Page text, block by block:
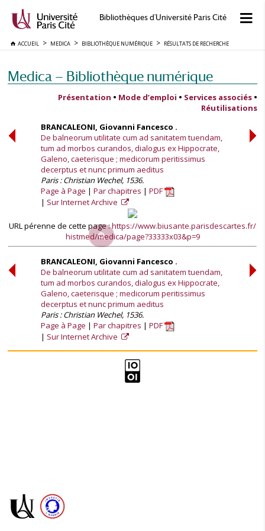
Bibliothèques d'Université Paris Cité
ACCUEIL MEDICA BIBLIOTHÈQUE NUMÉRIQUE RÉSULTATS DE RECHERCHE
Medica — Bibliothèque numérique
Présentation • Mode d’emploi • Services associés •
Réutilisations
BRANCALEONI, Giovanni Fancesco .
De balneorum utilitate cum ad sanitatem tuendam,
tum ad morbos curandos, dialogus ex Hippocrate,
Galeno, caeterisque ; medicorum peritissimus
decerptus et nunc primum aeditus
Paris : Christian Wechel, 1536.
Page à Page
Par chapitres
PDF
Sur Internet Archive
URL pérenne de cette page :https://www.biusante.parisdescartes.fr/
histmed/medica/page?33333x03&p=9
BRANCALEONI, Giovanni Fancesco .
De balneorum utilitate cum ad sanitatem tuendam,
tum ad morbos curandos, dialogus ex Hippocrate,
Galeno, caeterisque ; medicorum peritissimus
decerptus et nunc primum aeditus
Paris : Christian Wechel, 1536.
Page à Page
Par chapitres
PDF
Sur Internet Archive